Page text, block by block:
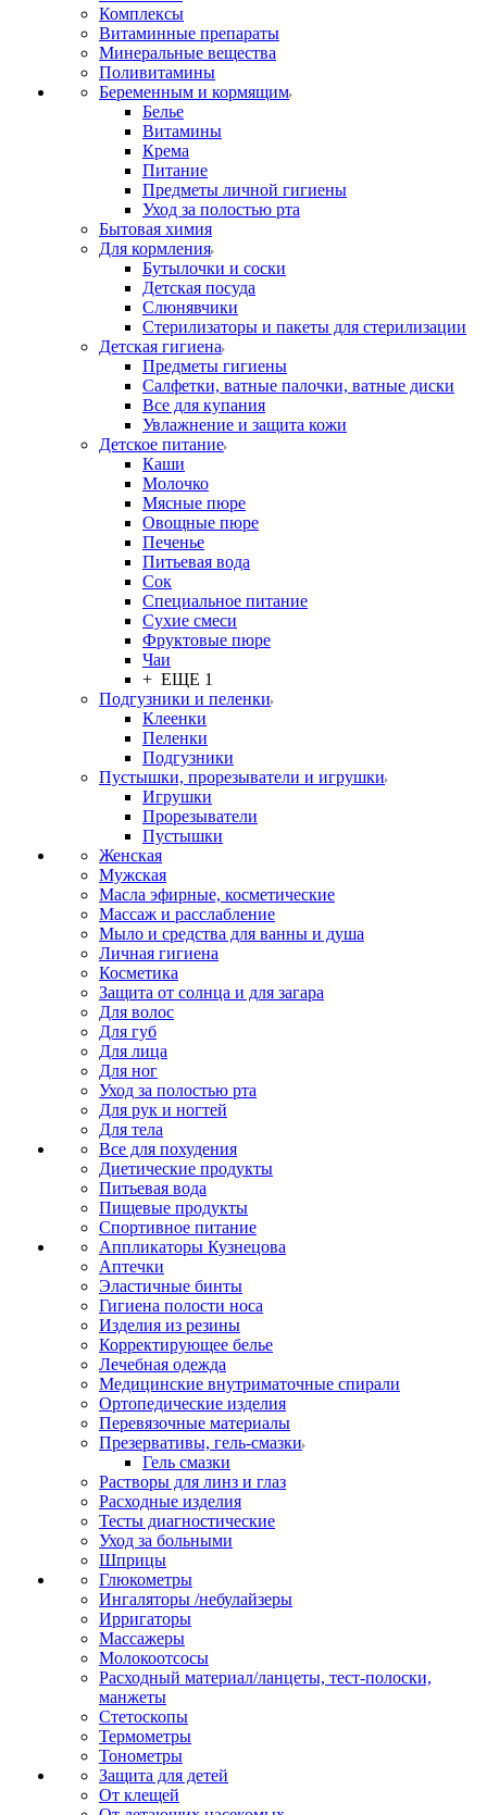
Комплексы
Витаминные препараты
Минеральные вещества
Поливитамины
Беременным и кормящим
Белье
Витамины
Крема
Питание
Предметы личной гигиены
Уход за полостью рта
Бытовая химия
Для кормления
Бутылочки и соски
Детская посуда
Слюнявчики
Стерилизаторы и пакеты для стерилизации
Детская гигиена
Предметы гигиены
Салфетки, ватные палочки, ватные диски
Все для купания
Увлажнение и защита кожи
Детское питание
Каши
Молочко
Мясные пюре
Овощные пюре
Печенье
Питьевая вода
Сок
Специальное питание
Сухие смеси
Фруктовые пюре
Чаи
+ ЕЩЕ 1
Подгузники и пеленки
Клеенки
Пеленки
Подгузники
Пустышки, прорезыватели и игрушки
Игрушки
Прорезыватели
Пустышки
Женская
Мужская
Масла эфирные, косметические
Массаж и расслабление
Мыло и средства для ванны и душа
Личная гигиена
Косметика
Защита от солнца и для загара
Для волос
Для губ
Для лица
Для ног
Уход за полостью рта
Для рук и ногтей
Для тела
Все для похудения
Диетические продукты
Питьевая вода
Пищевые продукты
Спортивное питание
Аппликаторы Кузнецова
Аптечки
Эластичные бинты
Гигиена полости носа
Изделия из резины
Корректирующее белье
Лечебная одежда
Медицинские внутриматочные спирали
Ортопедические изделия
Перевязочные материалы
Презервативы, гель-смазки
Гель смазки
Растворы для линз и глаз
Расходные изделия
Тесты диагностические
Уход за больными
Шприцы
Глюкометры
Ингаляторы /небулайзеры
Ирригаторы
Массажеры
Молокоотсосы
Расходный материал/ланцеты, тест-полоски,
манжеты
Стетоскопы
Термометры
Тонометры
Защита для детей
От клещей